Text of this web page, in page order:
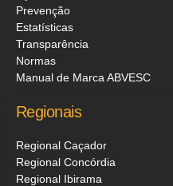
Prevenção
Estatísticas
Transparência
Normas
Manual de Marca ABVESC
Regionais
Regional Caçador
Regional Concórdia
Regional Ibirama